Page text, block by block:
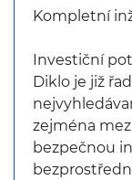
Kompletní
Investiční
Diklo je již
zejména
bezpečnou